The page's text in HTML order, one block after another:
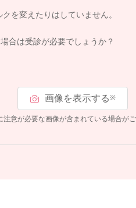
を変えたりはしていません。
合は受診が必要でしょうか？
画像を表示する※
意が必要な画像が含まれている場合がご